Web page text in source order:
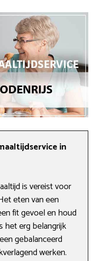
in
is vereist voor
eten van een
fit gevoel en houd
het erg belangrijk
gebalanceerd
werken.